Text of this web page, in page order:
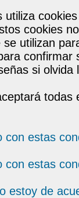
utiliza
cookies
utilizan
si olvida
todas
con estas
con estas
estoy de